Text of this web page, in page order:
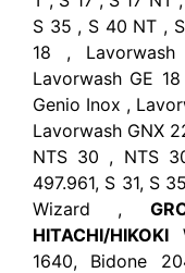
S 35 , S 40 NT ,
18 ,
Lavorwash GE
Genio Inox ,
Lavorwash GNX
NTS 30 , NTS
497.961, S 31, S
Wizard ,
HITACHI/HIKOKI
1640, Bidone